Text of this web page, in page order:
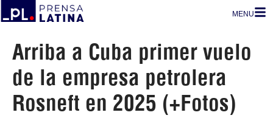
MENU
Arriba a Cuba primer vuelo
de la empresa petrolera
Rosneft en 2025 (+Fotos)